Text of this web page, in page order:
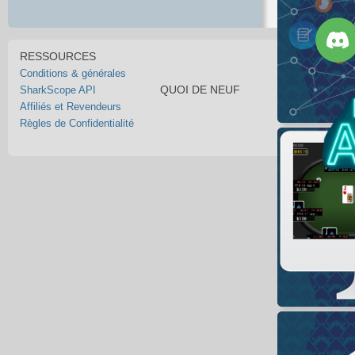
RESSOURCES
Conditions & générales
SharkScope API
Affiliés et Revendeurs
Règles de Confidentialité
QUOI DE NEUF